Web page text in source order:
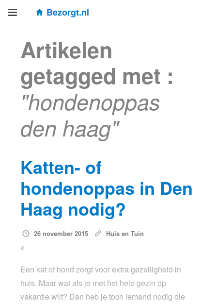
Bezorgt.nl
Artikelen
getagged met :
"hondenoppas
den haag"
Katten- of
hondenoppas in Den
Haag nodig?
26 november 2015
Huis en Tuin
K
Een kat of hond zorgt voor extra gezelligheid in
huis. Maar wat als je met het hele gezin op
vakantie wilt? Dan heb je toch iemand nodig die